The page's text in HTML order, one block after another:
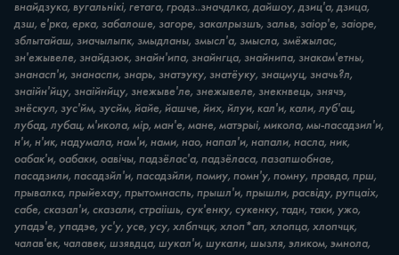
внайдзука, вугальнікі, гетага, гродз..значдлка, дайшоу, дзиц'а, дзица,
дзш, е'рка, ерка, забалоше, загоре, закалрызшъ, зальв, заіор'е, заіоре,
зблытайаш, зиачылыпк, змыдланы, змысл'а, змысла, змёжылас,
зн'ежывеле, знайдзюк, знайн'ипа, знайнгца, знайнипа, знакам'етны,
знанасп'и, знанаспи, знарь, знатэуку, знатёуку, знацмуц, значь?л,
знаійн'йцу, знаійнйцу, знежыве'ле, знежывеле, знекнвець, знячэ,
знёскул, зус'йм, зусйм, йайе, йашче, йих, йлуи, кал'и, кали, луб'ац,
лубад, лубац, м'икола, мiр, ман'е, мане, матэрыі, микола, мы-пасадзил'и,
н'и, н'ик, надумала, нам'и, нами, нао, напал'и, напали, насла, ник,
оабак'и, оабаки, оавічы, падзёлас'а, падзёласа, пазапшобнае,
пасадзили, пасадзйл'и, пасадзйли, помиу, помн'у, помну, правда, прш,
прывалка, прыйехау, прытомнаспь, прышл'и, прышли, расвіду, рупцаіх,
сабе, сказал'и, сказали, страіішь, сук'енку, сукенку, тадн, таки, ужо,
упадэ'е, упадэе, ус'у, усе, усу, хлбпчцк, хлоп*ап, хлопца, хлопчцк,
чалав'ек, чалавек, шзявдца, шукал'и, шукали, шызля, эликом, эмнола,